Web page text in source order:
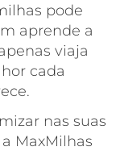
pode
aprende a
viaja
cada
nas suas
MaxMilhas